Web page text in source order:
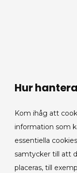
Hur
Kom ihåg att
information som
essentiella
samtycker till att
placeras, till